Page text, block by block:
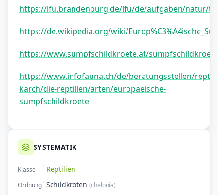
https://lfu.brandenburg.de/lfu/de/aufgaben/natur/t
https://de.wikipedia.org/wiki/
https://www.sumpfschildkroete.at/
https://www.infofauna.ch/de/beratungsstellen/
karch/die-reptilien/arten/europaeische-
sumpfschildkroete
SYSTEMATIK
Klasse Reptilien
Ordnung Schildkröten (chelonia)